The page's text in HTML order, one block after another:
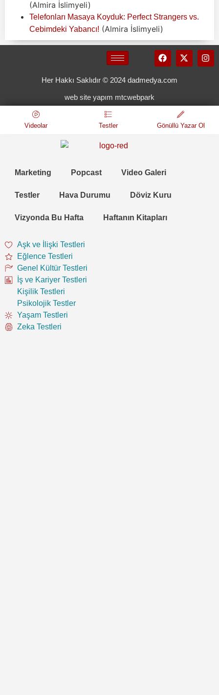
(Almira İslimyeli)
Telefonları Masaya Koyduk: Perfect Strangers vs.
Cebimdeki Yabancı! (Almira İslimyeli)
Her Hakkı Saklıdır © 2024 dadmedya.com
web site yapım mtcwebpark
Videolar Testler Gönüllü Yazar Ol
Marketing Popcast Video Galeri
Testler Hava Durumu Döviz Kuru
Vizyonda Bu Hafta Haftanın Kitapları
Aşk ve İlişki Testleri
Eğlence Testleri
Genel Kültür Testleri
İş ve Kariyer Testleri
Kişilik Testleri
Psikolojik Testler
Yaşam Testleri
Zeka Testleri